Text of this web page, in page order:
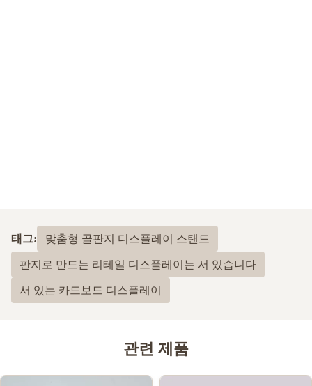
태그: 맞춤형 골판지 디스플레이 스탠드
판지로 만드는 리테일 디스플레이는 서 있습니다
서 있는 카드보드 디스플레이
관련 제품